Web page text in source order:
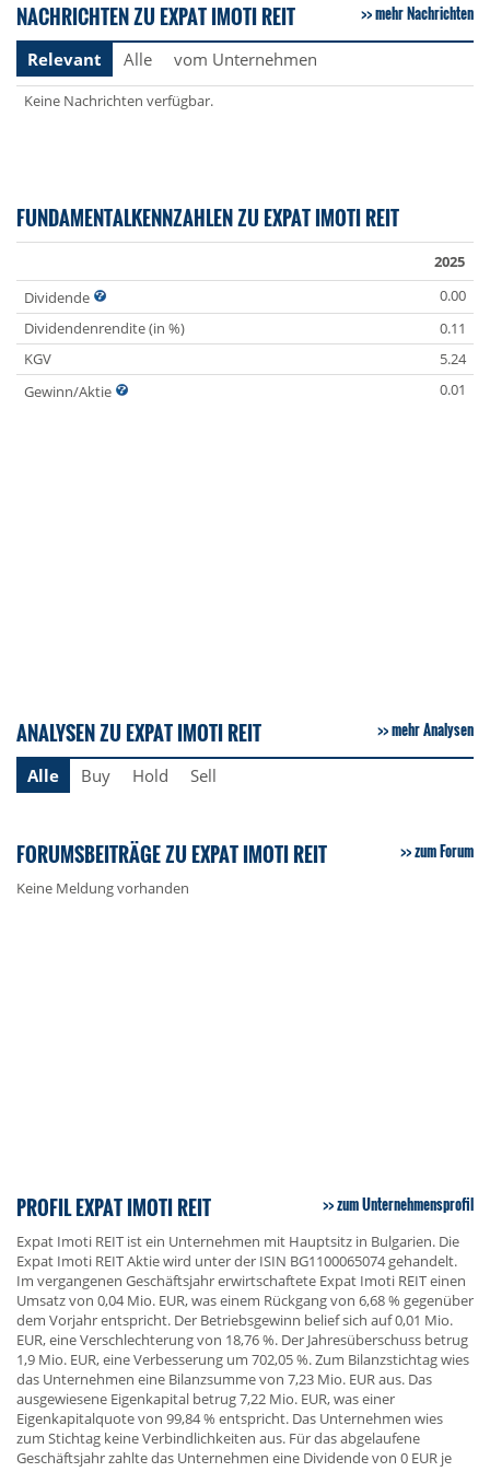
NACHRICHTEN ZU EXPAT IMOTI REIT mehr Nachrichten
Relevant Alle vom Unternehmen
Keine Nachrichten verfügbar.
FUNDAMENTALKENNZAHLEN ZU EXPAT IMOTI REIT
2025
Dividende
0.00
Dividendenrendite (in %)
0.11
KGV
5.24
Gewinn/Aktie
0.01
ANALYSEN ZU EXPAT IMOTI REIT mehr Analysen
Alle Buy Hold Sell
FORUMSBEITRÄGE ZU EXPAT IMOTI REIT zum Forum
Keine Meldung vorhanden
PROFIL EXPAT IMOTI REIT zum Unternehmensprofil
Expat Imoti REIT ist ein Unternehmen mit Hauptsitz in Bulgarien. Die
Expat Imoti REIT Aktie wird unter der ISIN BG1100065074 gehandelt.
Im vergangenen Geschäftsjahr erwirtschaftete Expat Imoti REIT einen
Umsatz von 0,04 Mio. EUR, was einem Rückgang von 6,68 % gegenüber
dem Vorjahr entspricht. Der Betriebsgewinn belief sich auf 0,01 Mio.
EUR, eine Verschlechterung von 18,76 %. Der Jahresüberschuss betrug
1,9 Mio. EUR, eine Verbesserung um 702,05 %. Zum Bilanzstichtag wies
das Unternehmen eine Bilanzsumme von 7,23 Mio. EUR aus. Das
ausgewiesene Eigenkapital betrug 7,22 Mio. EUR, was einer
Eigenkapitalquote von 99,84 % entspricht. Das Unternehmen wies
zum Stichtag keine Verbindlichkeiten aus. Für das abgelaufene
Geschäftsjahr zahlte das Unternehmen eine Dividende von 0 EUR je